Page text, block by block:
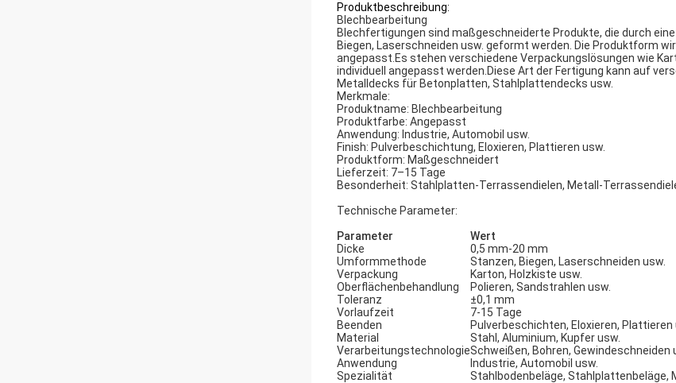
Produktbeschreibung:
Blechbearbeitung
Blechfertigungen sind maßgeschneiderte Produkte, die durch
Biegen, Laserschneiden usw. geformt werden. Die Produktform
angepasst.Es stehen verschiedene Verpackungslösungen wie
individuell angepasst werden.Diese Art der Fertigung kann auf
Metalldecks für Betonplatten, Stahlplattendecks usw.
Merkmale:
Produktname: Blechbearbeitung
Produktfarbe: Angepasst
Anwendung: Industrie, Automobil usw.
Finish: Pulverbeschichtung, Eloxieren, Plattieren usw.
Produktform: Maßgeschneidert
Lieferzeit: 7–15 Tage
Besonderheit: Stahlplatten-Terrassendielen, Metall-
Technische Parameter:
Parameter
Wert
Dicke
0,5 mm-20 mm
Umformmethode
Stanzen, Biegen, Laserschneiden usw.
Verpackung
Karton, Holzkiste usw.
Oberflächenbehandlung
Polieren, Sandstrahlen usw.
Toleranz
±0,1 mm
Vorlaufzeit
7-15 Tage
Beenden
Pulverbeschichten, Eloxieren, Plattieren
Material
Stahl, Aluminium, Kupfer usw.
VerarbeitungstechnologieSchweißen, Bohren, Gewindeschneiden
Anwendung
Industrie, Automobil usw.
Spezialität
Stahlbodenbeläge,